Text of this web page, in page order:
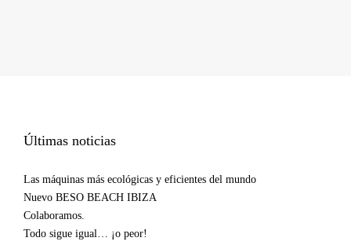
Últimas noticias
Las máquinas más ecológicas y eficientes del mundo
Nuevo BESO BEACH IBIZA
Colaboramos.
Todo sigue igual… ¡o peor!